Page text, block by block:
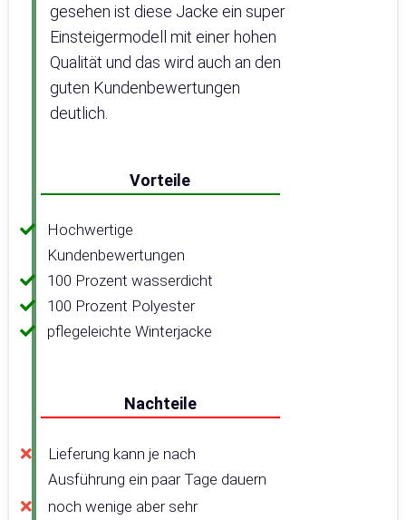
gesehen ist diese Jacke ein super
Einsteigermodell mit einer hohen
Qualität und das wird auch an den
guten Kundenbewertungen
deutlich.
Vorteile
Hochwertige
Kundenbewertungen
100 Prozent wasserdicht
100 Prozent Polyester
pflegeleichte Winterjacke
Nachteile
Lieferung kann je nach
Ausführung ein paar Tage dauern
noch wenige aber sehr